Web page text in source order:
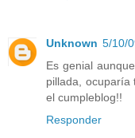
Unknown 5/10/
Es genial
pillada, ocuparía
el cumpleblog!!
Responder